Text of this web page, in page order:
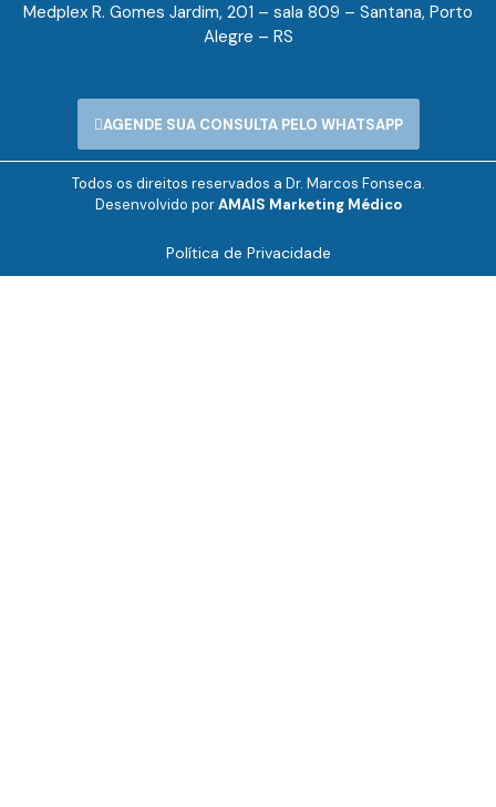
Medplex R. Gomes Jardim, 201 – sala 809 – Santana, Porto
Alegre – RS
AGENDE SUA CONSULTA PELO WHATSAPP
Todos os direitos reservados a Dr. Marcos Fonseca.
Desenvolvido porAMAIS Marketing Médico
Política de Privacidade